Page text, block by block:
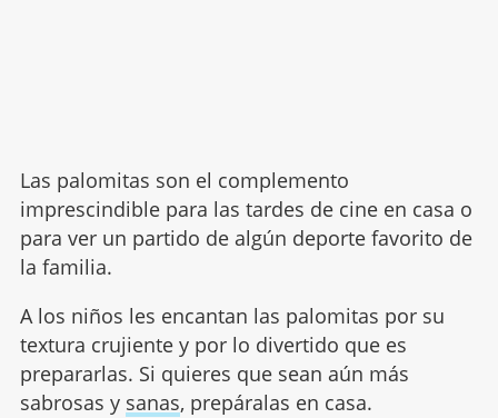
Las palomitas son el complemento
imprescindible para las tardes de cine en casa o
para ver un partido de algún deporte favorito de
la familia.
A los niños les encantan las palomitas por su
textura crujiente y por lo divertido que es
prepararlas. Si quieres que sean aún más
sabrosas y sanas, prepáralas en casa.